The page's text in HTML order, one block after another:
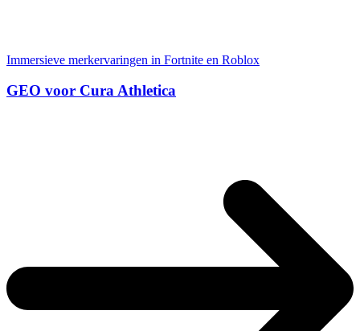
Immersieve merkervaringen in Fortnite en Roblox
GEO voor Cura Athletica